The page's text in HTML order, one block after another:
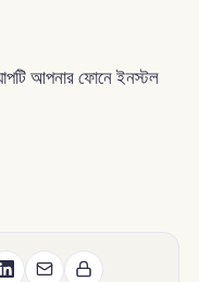
আপনার ফোনে ইনস্টল